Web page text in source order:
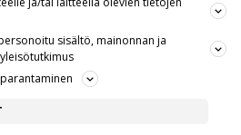
21.8.2011
sisältö, mainonnan ja